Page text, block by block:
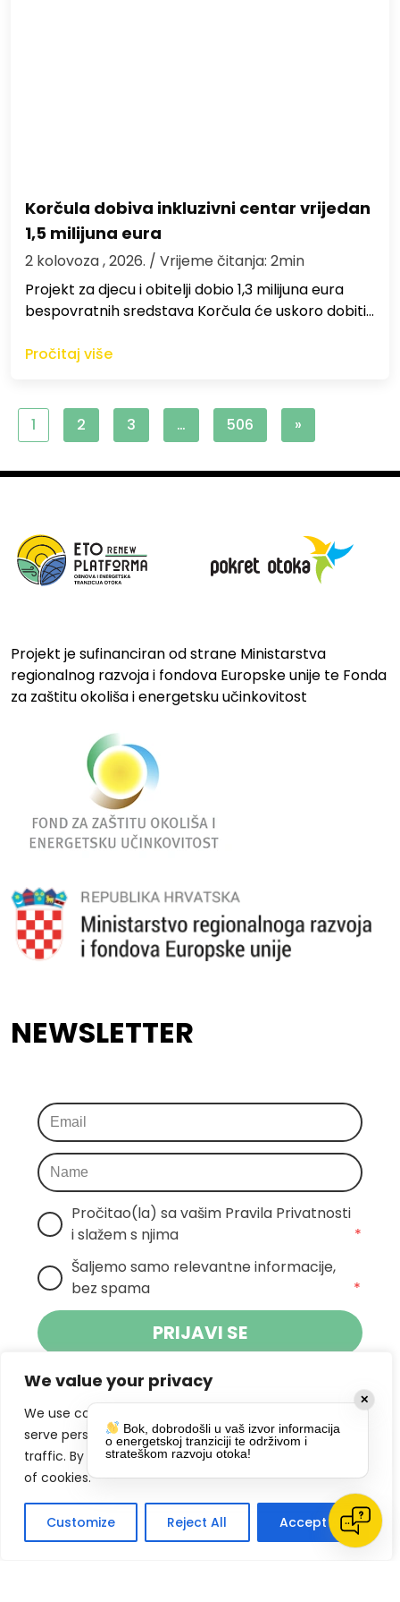
We value your privacy
We use cookies to enhance your browsing experience,
serve personalized ads or content, and analyze our
traffic. By clicking "Accept All", you consent to our use
of cookies.
Customize Reject All Accept All
Korčula dobiva inkluzivni centar vrijedan
1,5 milijuna eura
2 kolovoza , 2026. / Vrijeme čitanja: 2min
Projekt za djecu i obitelji dobio 1,3 milijuna eura
bespovratnih sredstava Korčula će uskoro dobiti…
Pročitaj više
1 2 3 … 506 »
Projekt je sufinanciran od strane Ministarstva
regionalnog razvoja i fondova Europske unije te Fonda
za zaštitu okoliša i energetsku učinkovitost
NEWSLETTER
Pročitao(la) sa vašim Pravila Privatnosti
i slažem s njima
*
Šaljemo samo relevantne informacije,
bez spama
*
PRIJAVI SE
Klikom na gumb dajete suglasnost za
primanje novosti Pokreta Otoka te se
slažete spolitikom privatnosti.
DRUŠTVENE MREŽE
✕
Bok, dobrodošli u vaš izvor informacija
o energetskoj tranziciji te održivom i
strateškom razvoju otoka!